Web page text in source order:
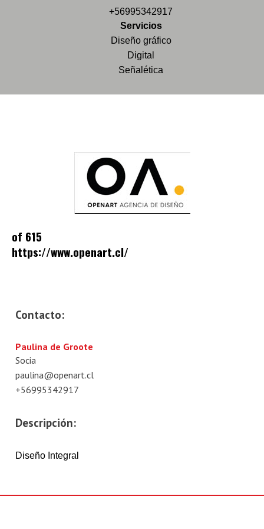
+56995342917
Servicios
Diseño gráfico
Digital
Señalética
of 615
https://www.openart.cl/
Contacto:
Paulina de Groote
Socia
paulina@openart.cl
+56995342917
Descripción:
Diseño Integral